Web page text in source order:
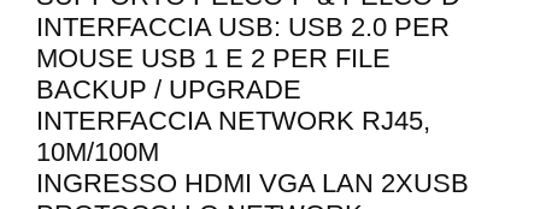
INTERFACCIA USB: USB 2.0 PER
MOUSE USB 1 E 2 PER FILE
BACKUP / UPGRADE
INTERFACCIA NETWORK RJ45,
10M/100M
INGRESSO HDMI VGA LAN 2XUSB